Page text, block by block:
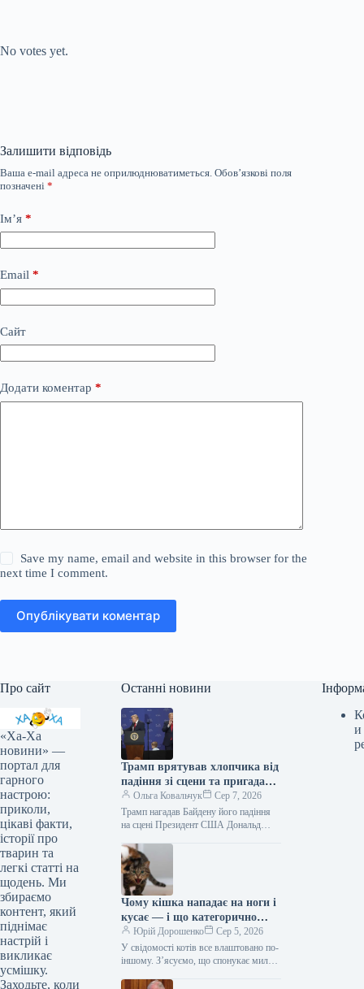
No votes yet.
Залишити відповідь
Ваша e-mail адреса не оприлюднюватиметься. Обов’язкові поля
позначені *
Ім’я *
Email *
Сайт
Додати коментар *
Save my name, email and website in this browser for the
next time I comment.
Опублікувати коментар
Про сайт
«Ха-Ха
новини» —
портал для
гарного
настрою:
приколи,
цікаві факти,
історії про
тварин та
легкі статті на
щодень. Ми
збираємо
контент, який
піднімає
настрій і
викликає
усмішку.
Заходьте, коли
Останні новини
Трамп врятував хлопчика від
падіння зі сцени та пригадав
Байдена (відео)
Ольга Ковальчук
Сер 7, 2026
Трамп нагадав Байдену його падіння
на сцені Президент США Дональд
сцени та обмовився про…
Чому кішка нападає на ноги і
кусає — і що категорично
заборонено робити у відповідь
Юрій Дорошенко
Сер 5, 2026
У свідомості котів все влаштовано по-
іншому. З’ясуємо, що спонукає милу
домашнього бешкетника, і як
и